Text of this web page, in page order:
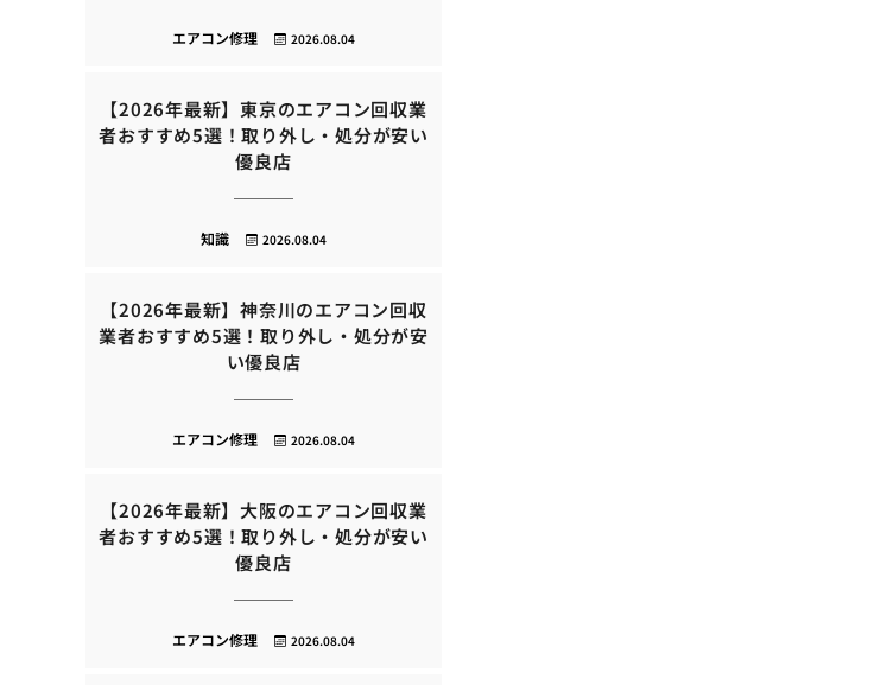
2026.08.04
エアコン修理
【2026年最新】東京のエアコン回収業
者おすすめ5選！取り外し・処分が安い
優良店
2026.08.04
知識
【2026年最新】神奈川のエアコン回収
業者おすすめ5選！取り外し・処分が安
い優良店
2026.08.04
エアコン修理
【2026年最新】大阪のエアコン回収業
者おすすめ5選！取り外し・処分が安い
優良店
2026.08.04
エアコン修理